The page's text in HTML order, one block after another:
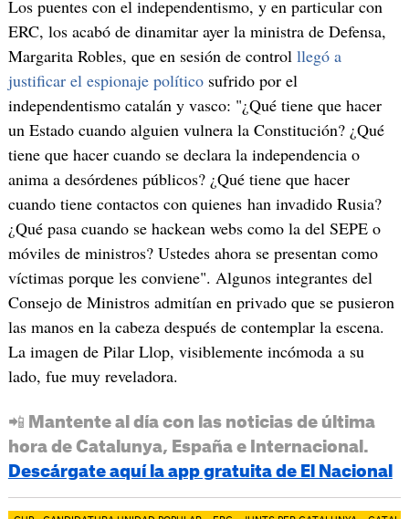
Los puentes con el independentismo, y en particular con
ERC, los acabó de dinamitar ayer la ministra de Defensa,
Margarita Robles, que en sesión de control llegó a
justificar el espionaje políticosufrido por el
independentismo catalán y vasco: "¿Qué tiene que hacer
un Estado cuando alguien vulnera la Constitución? ¿Qué
tiene que hacer cuando se declara la independencia o
anima a desórdenes públicos? ¿Qué tiene que hacer
cuando tiene contactos con quienes han invadido Rusia?
¿Qué pasa cuando se hackean webs como la del SEPE o
móviles de ministros? Ustedes ahora se presentan como
víctimas porque les conviene". Algunos integrantes del
Consejo de Ministros admitían en privado que se pusieron
las manos en la cabeza después de contemplar la escena.
La imagen de Pilar Llop, visiblemente incómoda a su
lado, fue muy reveladora.
📲 Mantente al día con las noticias de última
hora de Catalunya, España e Internacional.
Descárgate aquí la app gratuita de El Nacional